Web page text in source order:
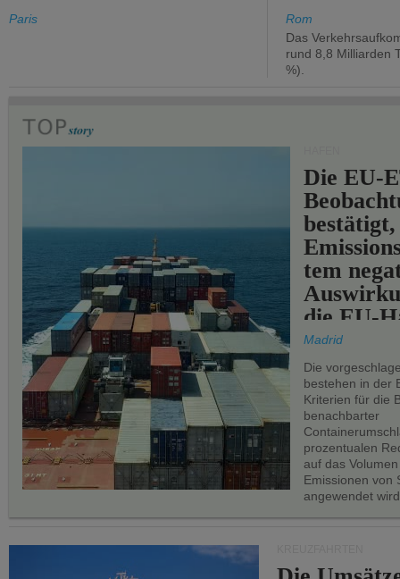
des Staates fest.
Paris
um 2,7 %.
Rom
Das
rund 8,8 Milliarden
%).
Die EU-
bestätigt,
tem
die EU-
Madrid
Die
bestehen in der
Kriterien für die
benachbarter
prozentualen
auf das
Emissionen von
angewendet